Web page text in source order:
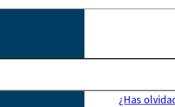
¿Has